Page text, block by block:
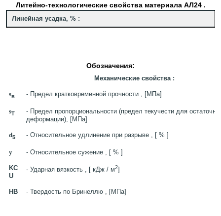
Литейно-технологические свойства материала АЛ24 .
Линейная усадка, % :
Обозначения:
Механические свойства :
sв - Предел кратковременной прочности , [МПа]
sT
- Предел пропорциональности (предел текучести для
деформации), [МПа]
d5 - Относительное удлинение при разрыве , [ % ]
y - Относительное сужение , [ % ]
KC
U
- Ударная вязкость , [ кДж / м2]
HB - Твердость по Бринеллю , [МПа]